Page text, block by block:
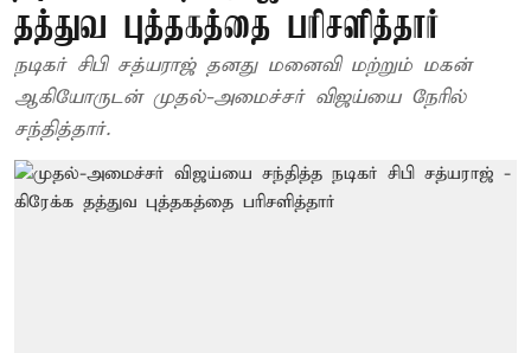
தத்துவ புத்தகத்தை பரிசளித்தார்
நடிகர் சிபி சத்யராஜ் தனது மனைவி மற்றும் மகன்
ஆகியோருடன் முதல்-அமைச்சர் விஜய்யை நேரில்
சந்தித்தார்.